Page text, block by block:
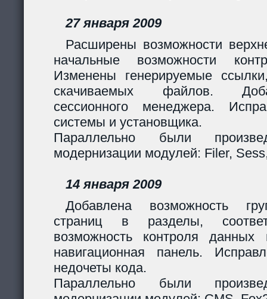
27 января 2009
Расширены возможности
начальные возможности
Изменены генерируемые
скачиваемых файлов.
сессионного менеджера.
системы и установщика.
Параллельно были
модернизации модулей: Filer,
14 января 2009
Добавлена возможность
страниц в разделы,
возможность контроля
навигационная панель.
недочеты кода.
Параллельно были